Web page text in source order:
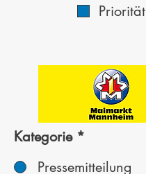
Priorität
Kategorie *
Pressemitteilung